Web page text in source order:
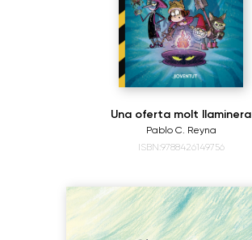
Una oferta molt llaminera
Pablo C. Reyna
ISBN:9788426149756